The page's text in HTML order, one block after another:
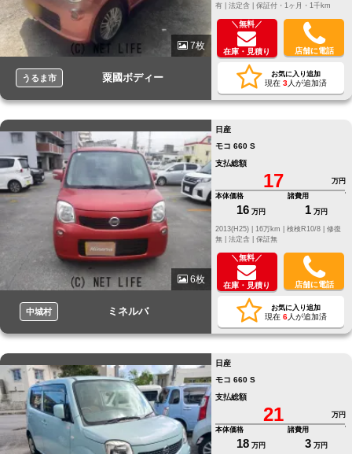
7枚
うるま市 粟國ボディー
有 | 法定含 | 保証付・1ヶ月・1千km
＼無料／
在庫・見積り 店舗に電話
お気に入り追加
現在 3人が追加済
6枚
中城村 ミネルバ
日産
モコ 660 S
支払総額
17
万円
本体価格
16 万円
諸費用
1 万円
修復
無 | 法定含 | 保証無
＼無料／
在庫・見積り 店舗に電話
お気に入り追加
現在 6人が追加済
日産
モコ 660 S
支払総額
21
万円
本体価格
18 万円
諸費用
3 万円